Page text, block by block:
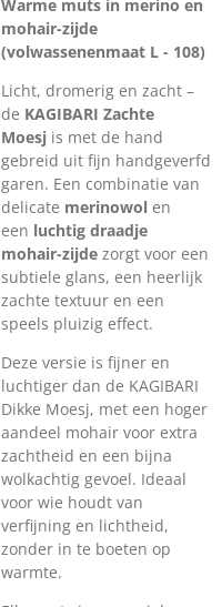
Warme muts in merino en
mohair-zijde
(volwassenenmaat L - 108)
Licht, dromerig en zacht –
de KAGIBARI Zachte
Moesj is met de hand
gebreid uit fijn handgeverfd
garen. Een combinatie van
delicate merinowol en
een luchtig draadje
mohair-zijde zorgt voor een
subtiele glans, een heerlijk
zachte textuur en een
speels pluizig effect.
Deze versie is fijner en
luchtiger dan de KAGIBARI
Dikke Moesj, met een hoger
aandeel mohair voor extra
zachtheid en een bijna
wolkachtig gevoel. Ideaal
voor wie houdt van
verfijning en lichtheid,
zonder in te boeten op
warmte.